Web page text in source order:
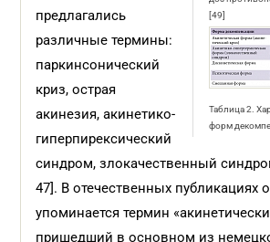
[49]
Таблица 2.
форм
предлагались
различные термины:
паркинсонический
криз, острая
акинезия, акинетико-
гиперпирексический
синдром, злокачественный
47]. В отечественных публикациях
упоминается термин
пришедший в основном из